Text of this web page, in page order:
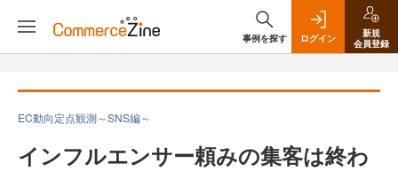
事例を探す ログイン
新規
会員登録
EC動向定点観測～SNS編～
インフルエンサー頼みの集客は終わ